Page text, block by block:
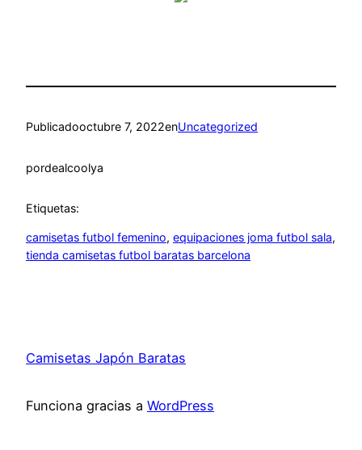
Publicadooctubre 7, 2022enUncategorized
pordealcoolya
Etiquetas:
camisetas futbol femenino, equipaciones joma futbol sala
tienda camisetas futbol baratas barcelona
Camisetas Japón Baratas
Funciona gracias a WordPress